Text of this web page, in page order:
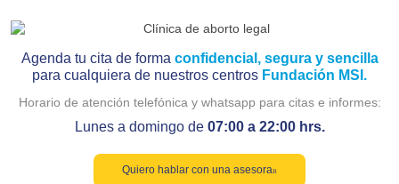
Agenda tu cita de forma confidencial, segura y sencilla
para cualquiera de nuestros centros Fundación MSI.
Horario de atención telefónica y whatsapp para citas e informes:
Lunes a domingo de 07:00 a 22:00 hrs.
Quiero hablar con una asesora